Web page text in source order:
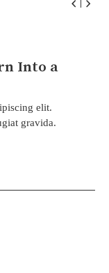
Into a
elit.
gravida.